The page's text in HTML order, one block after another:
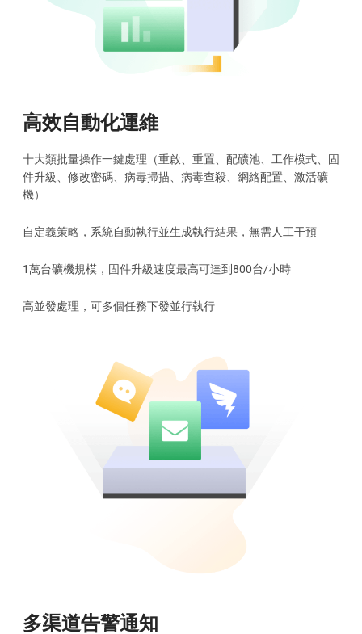
高效自動化運維
十大類批量操作一鍵處理（重啟、重置、配礦池、工作模式、固
件升級、修改密碼、病毒掃描、病毒查殺、網絡配置、激活礦
機）
自定義策略，系統自動執行並生成執行結果，無需人工干預
1萬台礦機規模，固件升級速度最高可達到800台/小時
高並發處理，可多個任務下發並行執行
多渠道告警通知